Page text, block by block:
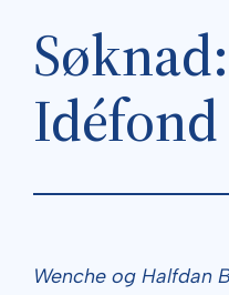
Idéfond
Wenche og Halfdan